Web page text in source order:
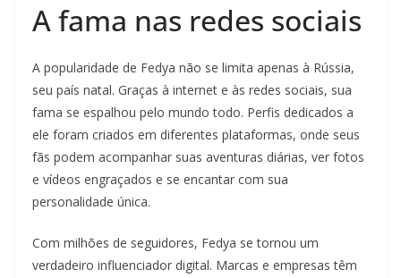
A fama nas redes sociais
A popularidade de Fedya não se limita apenas à Rússia,
seu país natal. Graças à internet e às redes sociais, sua
fama se espalhou pelo mundo todo. Perfis dedicados a
ele foram criados em diferentes plataformas, onde seus
fãs podem acompanhar suas aventuras diárias, ver fotos
e vídeos engraçados e se encantar com sua
personalidade única.
Com milhões de seguidores, Fedya se tornou um
verdadeiro influenciador digital. Marcas e empresas têm